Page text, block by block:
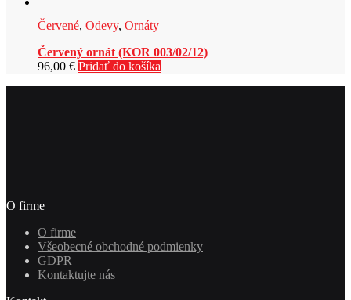
Červené, Odevy, Ornáty
Červený ornát (KOR 003/02/12)
96,00 € Pridať do košíka
O firme
O firme
Všeobecné obchodné podmienky
GDPR
Kontaktujte nás